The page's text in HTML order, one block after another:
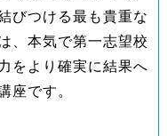
びつける最も貴重な
、本気で第一志望校
をより確実に結果へ
座です。